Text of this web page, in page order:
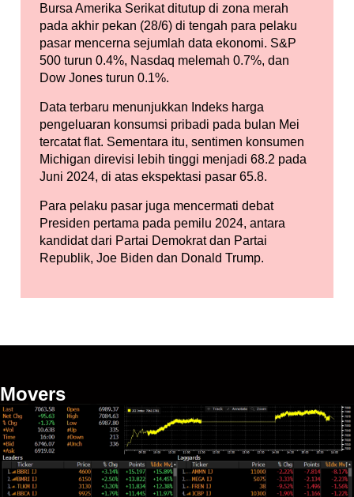
Bursa Amerika Serikat ditutup di zona merah
pada akhir pekan (28/6) di tengah para pelaku
pasar mencerna sejumlah data ekonomi. S&P
500 turun 0.4%, Nasdaq melemah 0.7%, dan
Dow Jones turun 0.1%.
Data terbaru menunjukkan Indeks harga
pengeluaran konsumsi pribadi pada bulan Mei
tercatat flat. Sementara itu, sentimen konsumen
Michigan direvisi lebih tinggi menjadi 68.2 pada
Juni 2024, di atas ekspektasi pasar 65.8.
Para pelaku pasar juga mencermati debat
Presiden pertama pada pemilu 2024, antara
kandidat dari Partai Demokrat dan Partai
Republik, Joe Biden dan Donald Trump.
Movers